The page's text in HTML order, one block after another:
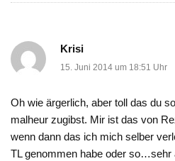
Krisi
15. Juni 2014 um 18:51 Uhr
Oh wie ärgerlich, aber toll das du
malheur zugibst. Mir ist das von
wenn dann das ich mich selber
TL genommen habe oder so…sehr